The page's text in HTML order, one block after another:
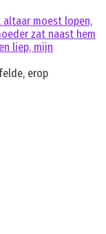
moest lopen,
zat naast hem
liep, mijn
erop